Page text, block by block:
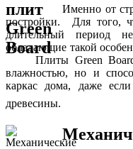
Именно от
постройки. Для того,
длительный период
обладающие такой
Плиты Green Board
влажностью, но и
каркас дома, даже
древесины.